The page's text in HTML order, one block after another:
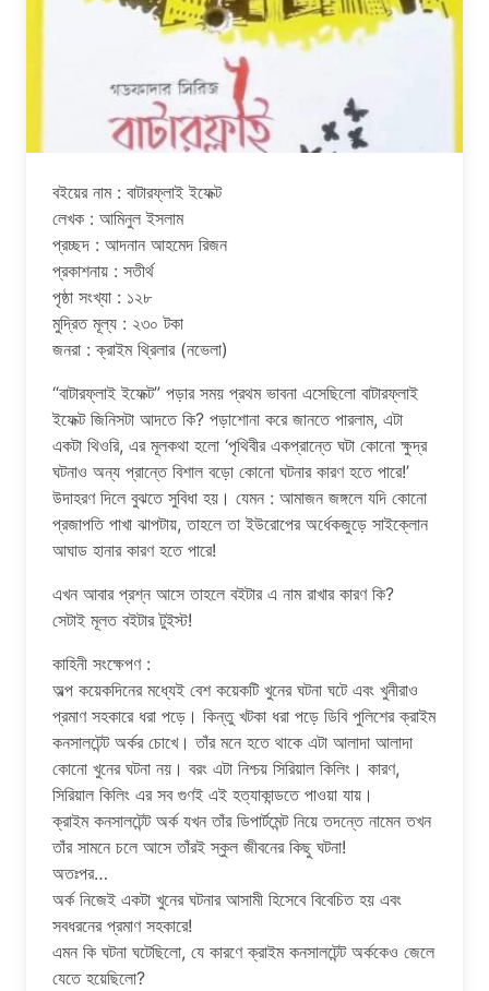
বইয়ের নাম : বাটারফ্লাই ইফেক্ট
লেখক : আমিনুল ইসলাম
প্রচ্ছদ : আদনান আহমেদ রিজন
প্রকাশনায় : সতীর্থ
পৃষ্ঠা সংখ্যা : ১২৮
মুদ্রিত মূল্য : ২৩০ টকা
জনরা : ক্রাইম থ্রিলার (নভেলা)
“বাটারফ্লাই ইফেক্ট” পড়ার সময় প্রথম ভাবনা এসেছিলো বাটারফ্লাই
ইফেক্ট জিনিসটা আদতে কি? পড়াশোনা করে জানতে পারলাম, এটা
একটা থিওরি, এর মূলকথা হলো ‘পৃথিবীর একপ্রান্তে ঘটা কোনো ক্ষুদ্র
ঘটনাও অন্য প্রান্তে বিশাল বড়ো কোনো ঘটনার কারণ হতে পারে!’
উদাহরণ দিলে বুঝতে সুবিধা হয়। যেমন : আমাজন জঙ্গলে যদি কোনো
প্রজাপতি পাখা ঝাপটায়, তাহলে তা ইউরোপের অর্ধেকজুড়ে সাইক্লোন
আঘাড হানার কারণ হতে পারে!
এখন আবার প্রশ্ন আসে তাহলে বইটার এ নাম রাখার কারণ কি?
সেটাই মূলত বইটার টুইস্ট!
কাহিনী সংক্ষেপণ :
অল্প কয়েকদিনের মধ্যেই বেশ কয়েকটি খুনের ঘটনা ঘটে এবং খুনীরাও
প্রমাণ সহকারে ধরা পড়ে। কিন্তু খটকা ধরা পড়ে ডিবি পুলিশের ক্রাইম
কনসালটেন্ট অর্কর চোখে। তাঁর মনে হতে থাকে এটা আলাদা আলাদা
কোনো খুনের ঘটনা নয়। বরং এটা নিশ্চয় সিরিয়াল কিলিং। কারণ,
সিরিয়াল কিলিং এর সব গুণই এই হত্যাকান্ডতে পাওয়া যায়।
ক্রাইম কনসালটেন্ট অর্ক যখন তাঁর ডিপার্টমেন্ট নিয়ে তদন্তে নামেন তখন
তাঁর সামনে চলে আসে তাঁরই স্কুল জীবনের কিছু ঘটনা!
অতঃপর…
অর্ক নিজেই একটা খুনের ঘটনার আসামী হিসেবে বিবেচিত হয় এবং
সবধরনের প্রমাণ সহকারে!
এমন কি ঘটনা ঘটেছিলো, যে কারণে ক্রাইম কনসালটেন্ট অর্ককেও জেলে
যেতে হয়েছিলো?